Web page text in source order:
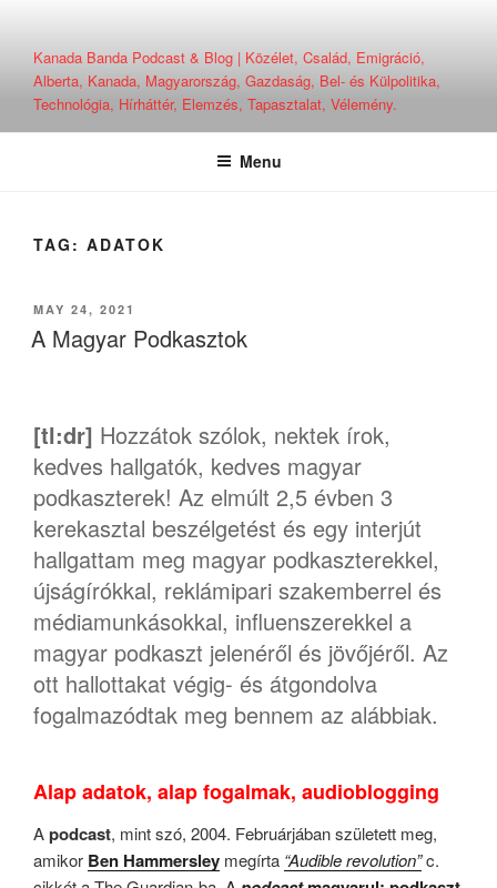
contentKanada Banda Podcast & Blog | Közélet, Család, Emigráció,
Alberta, Kanada, Magyarország, Gazdaság, Bel- és Külpolitika,
Technológia, Hírháttér, Elemzés, Tapasztalat, Vélemény.
Menu
TAG: ADATOK
POSTED
ON
MAY 24, 2021
A Magyar Podkasztok
[tl:dr] Hozzátok szólok, nektek írok,
kedves hallgatók, kedves magyar
podkaszterek! Az elmúlt 2,5 évben 3
kerekasztal beszélgetést és egy interjút
hallgattam meg magyar podkaszterekkel,
újságírókkal, reklámipari szakemberrel és
médiamunkásokkal, influenszerekkel a
magyar podkaszt jelenéről és jövőjéről. Az
ott hallottakat végig- és átgondolva
fogalmazódtak meg bennem az alábbiak.
Alap adatok, alap fogalmak, audioblogging
Apodcast, mint szó, 2004. Februárjában született meg,
amikor Ben Hammersley megírta “Audible revolution”c.